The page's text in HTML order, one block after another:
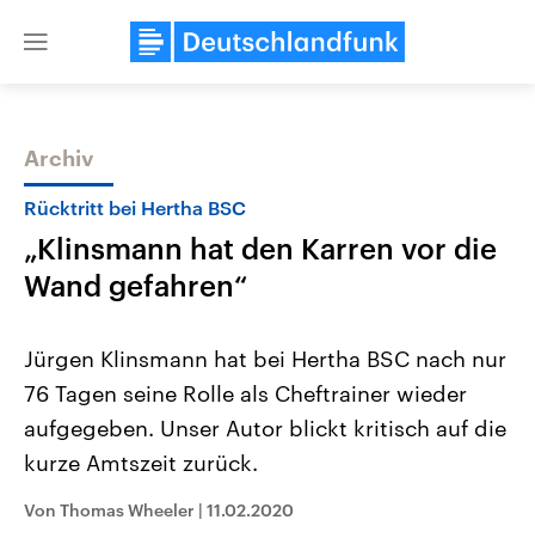
Close
Themen
Landtagswahl Sachsen-Anhalt
2026
Alle Informationen
Sachsen-Anhalt wählt am 6.
Landtag. Seit 2021 wird das
USA
Aktuelle Beiträge,
Archiv
Rücktritt bei Hertha BSC
„Klinsmann hat den Karren vor die
Wand gefahren“
Jürgen Klinsmann hat bei Hertha BSC nach nur
76 Tagen seine Rolle als Cheftrainer wieder
aufgegeben. Unser Autor blickt kritisch auf die
kurze Amtszeit zurück.
Von Thomas Wheeler | 11.02.2020